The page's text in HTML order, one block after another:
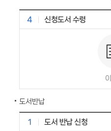
4 신청도서 수령
도서반납
1 도서 반납 신청